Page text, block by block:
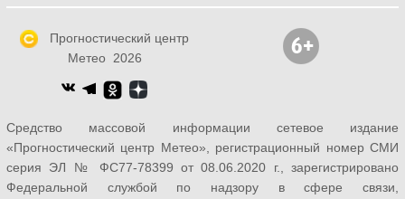
Прогностический центр
Метео 2026
Средство массовой информации сетевое издание
«Прогностический центр Метео», регистрационный номер СМИ
серия ЭЛ № ФС77-78399 от 08.06.2020 г., зарегистрировано
Федеральной службой по надзору в сфере связи,